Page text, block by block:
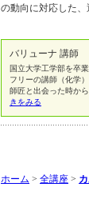
の動向に対応した、
バリューナ 講師
国立大学工学部を卒
フリーの講師（化学
師匠と出会った時か
きをみる
ホーム > 全講座 >